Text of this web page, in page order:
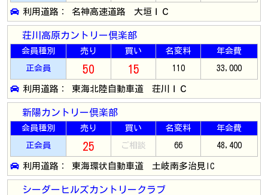
利用道路： 名神高速道路 大垣ＩＣ
荘川高原カントリー倶楽部
会員種別 売り 買い 名変料 年会費
正会員 50 15 110 33,000
利用道路： 東海北陸自動車道 荘川ＩＣ
新陽カントリー倶楽部
会員種別 売り 買い 名変料 年会費
正会員 25 ご相談 66 48,400
利用道路： 東海環状自動車道 土岐南多治見IC
シーダーヒルズカントリークラブ